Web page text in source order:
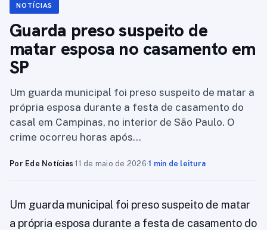
NOTÍCIAS
Guarda preso suspeito de
matar esposa no casamento em
SP
Um guarda municipal foi preso suspeito de matar a
própria esposa durante a festa de casamento do
casal em Campinas, no interior de São Paulo. O
crime ocorreu horas após…
Por Ede Notícias·11 de maio de 2026·1 min de leitura
Um guarda municipal foi preso suspeito de matar
a própria esposa durante a festa de casamento do